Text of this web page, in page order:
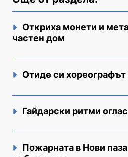
Откриха монети и
частен дом
Отиде си хореографът
Гайдарски ритми
Пожарната в Нови